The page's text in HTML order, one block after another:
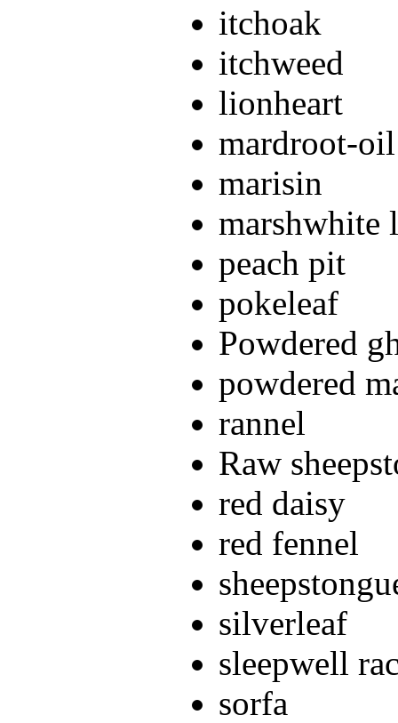
itchoak
itchweed
lionheart
mardroot-oil
marisin
marshwhite
peach pit
pokeleaf
Powdered
powdered
rannel
Raw
red daisy
red fennel
silverleaf
sleepwell
sorfa